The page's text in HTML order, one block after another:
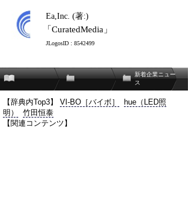
Ea,Inc. (著:)
「CuratedMedia」
JLogosID : 8542499
新着企業ニュー
ス
【辞典内Top3】 VI-BO［バイボ］
hue（LED照
明）
竹田恒泰
【関連コンテンツ】